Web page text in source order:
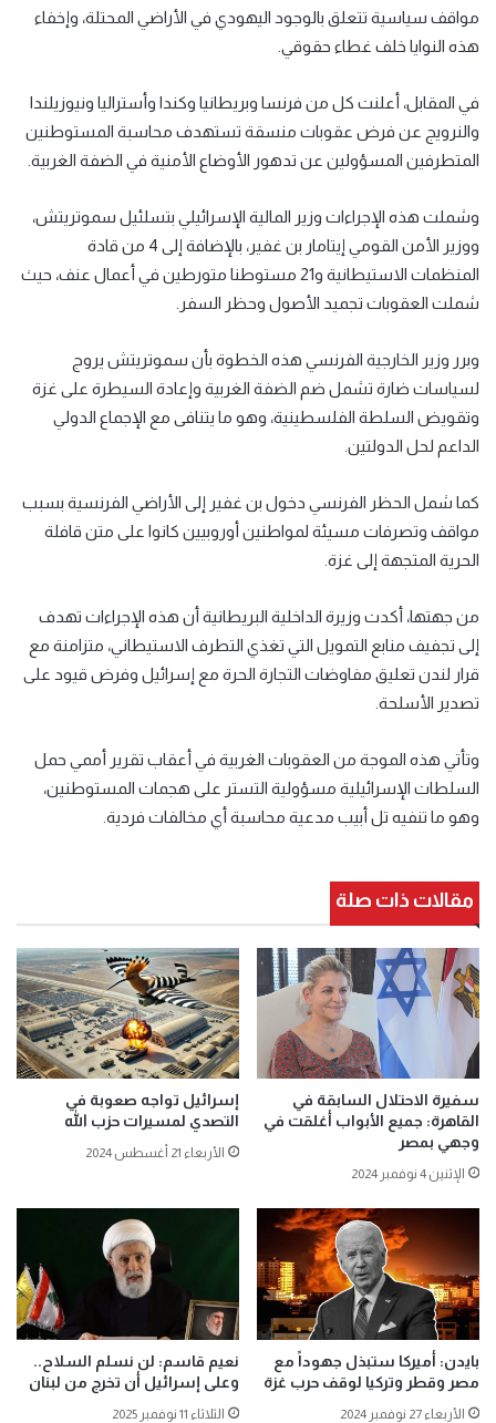
مواقف سياسية تتعلق بالوجود اليهودي في الأراضي المحتلة، وإخفاء
هذه النوايا خلف غطاء حقوقي.
في المقابل، أعلنت كل من فرنسا وبريطانيا وكندا وأستراليا ونيوزيلندا
والنرويج عن فرض عقوبات منسقة تستهدف محاسبة المستوطنين
المتطرفين المسؤولين عن تدهور الأوضاع الأمنية في الضفة الغربية.
وشملت هذه الإجراءات وزير المالية الإسرائيلي بتسلئيل سموتريتش،
ووزير الأمن القومي إيتامار بن غفير، بالإضافة إلى 4 من قادة
المنظمات الاستيطانية و21 مستوطنا متورطين في أعمال عنف، حيث
شملت العقوبات تجميد الأصول وحظر السفر.
وبرر وزير الخارجية الفرنسي هذه الخطوة بأن سموتريتش يروج
لسياسات ضارة تشمل ضم الضفة الغربية وإعادة السيطرة على غزة
وتقويض السلطة الفلسطينية، وهو ما يتنافى مع الإجماع الدولي
الداعم لحل الدولتين.
كما شمل الحظر الفرنسي دخول بن غفير إلى الأراضي الفرنسية بسبب
مواقف وتصرفات مسيئة لمواطنين أوروبيين كانوا على متن قافلة
الحرية المتجهة إلى غزة.
من جهتها، أكدت وزيرة الداخلية البريطانية أن هذه الإجراءات تهدف
إلى تجفيف منابع التمويل التي تغذي التطرف الاستيطاني، متزامنة مع
قرار لندن تعليق مفاوضات التجارة الحرة مع إسرائيل وفرض قيود على
تصدير الأسلحة.
وتأتي هذه الموجة من العقوبات الغربية في أعقاب تقرير أممي حمل
السلطات الإسرائيلية مسؤولية التستر على هجمات المستوطنين،
وهو ما تنفيه تل أبيب مدعية محاسبة أي مخالفات فردية.
مقالات ذات صلة
سفيرة الاحتلال السابقة في
القاهرة: جميع الأبواب أغلقت في
وجهي بمصر
الإثنين 4 نوفمبر 2024
إسرائيل تواجه صعوبة في
التصدي لمسيرات حزب الله
الأربعاء 21 أغسطس 2024
بايدن: أميركا ستبذل جهوداً مع
مصر وقطر وتركيا لوقف حرب غزة
الأربعاء 27 نوفمبر 2024
نعيم قاسم: لن نسلم السلاح..
وعلى إسرائيل أن تخرج من لبنان
الثلاثاء 11 نوفمبر 2025